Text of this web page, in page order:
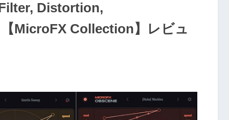
Distortion,
MicroFX Collection】レビュ